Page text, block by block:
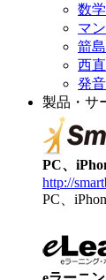
数学
マ
箭
西
発
製品・サ
PC、
http://
PC、